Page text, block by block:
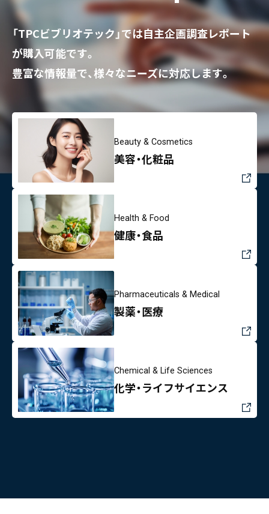
「TPCビブリオテック」では自主企画調査レポート
が購入可能です。
豊富な情報量で、様々なニーズに対応します。
Beauty & Cosmetics
美容・化粧品
Health & Food
健康・食品
Pharmaceuticals & Medical
製薬・医療
Chemical & Life Sciences
化学・ライフサイエンス